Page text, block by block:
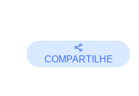
COMPARTILHE